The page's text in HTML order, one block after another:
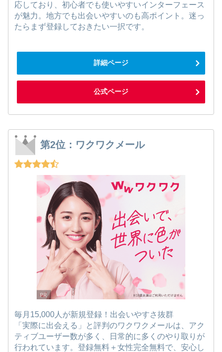
応しており、初心者でも使いやすいインターフェース
が魅力。地方でも出会いやすいのも高ポイント。迷っ
たらまず登録しておきたい一択です。
詳細ページ
公式ページ
第2位：ワクワクメール
毎月15,000人が新規登録！出会いやすさ抜群
「実際に出会える」と評判のワクワクメールは、アク
ティブユーザー数が多く、日常的に多くのやり取りが
行われています。登録無料＋女性完全無料で、安心し